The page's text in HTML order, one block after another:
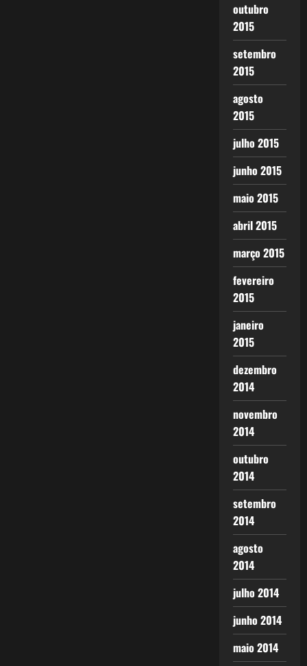
outubro
2015
setembro
2015
agosto
2015
julho 2015
junho 2015
maio 2015
abril 2015
março 2015
fevereiro
2015
janeiro
2015
dezembro
2014
novembro
2014
outubro
2014
setembro
2014
agosto
2014
julho 2014
junho 2014
maio 2014